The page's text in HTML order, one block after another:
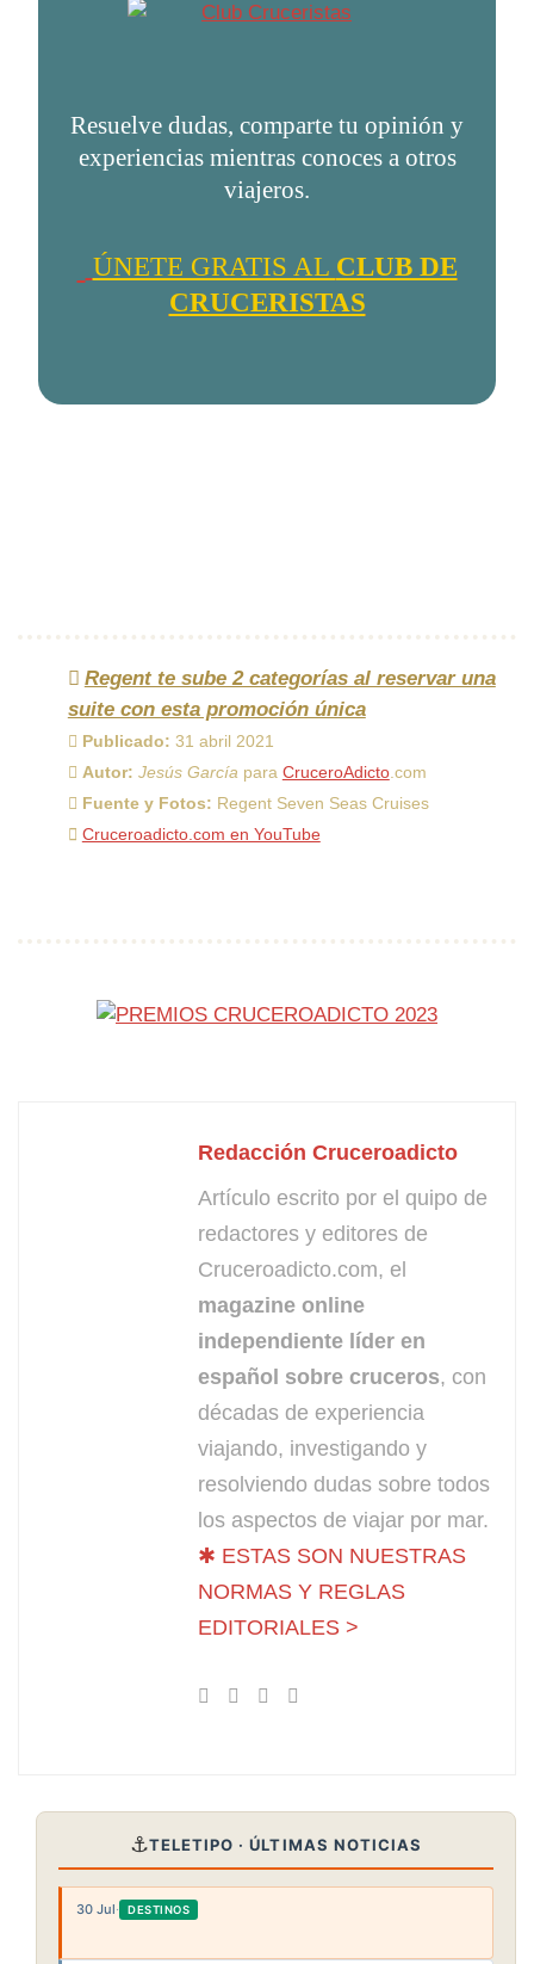
Resuelve dudas, comparte tu opinión y
experiencias mientras conoces a otros
viajeros.
ÚNETE GRATIS AL CLUB DE
CRUCERISTAS
Regent te sube 2 categorías al reservar una
suite con esta promoción única
Publicado: 31 abril 2021
Autor: Jesús García para CruceroAdicto.com
Fuente y Fotos: Regent Seven Seas Cruises
Cruceroadicto.com en YouTube
Redacción Cruceroadicto
Artículo escrito por el quipo de
redactores y editores de
Cruceroadicto.com, el
magazine online
independiente líder en
español sobre cruceros, con
décadas de experiencia
viajando, investigando y
resolviendo dudas sobre todos
los aspectos de viajar por mar.
✱ ESTAS SON NUESTRAS
NORMAS Y REGLAS
EDITORIALES >
⚓TELETIPO · ÚLTIMAS NOTICIAS
30 Jul· DESTINOS